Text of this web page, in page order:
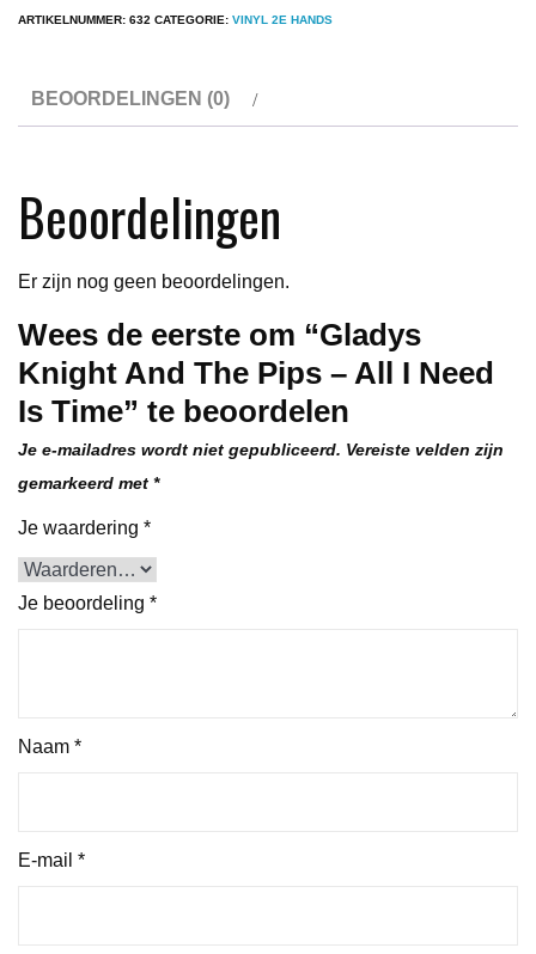
ARTIKELNUMMER: 632 CATEGORIE: VINYL 2E HANDS
BEOORDELINGEN (0)
Beoordelingen
Er zijn nog geen beoordelingen.
Wees de eerste om “Gladys
Knight And The Pips – All I Need
Is Time” te beoordelen
Je e-mailadres wordt niet gepubliceerd. Vereiste velden zijn
gemarkeerd met *
Je waardering *
Je beoordeling *
Naam *
E-mail *